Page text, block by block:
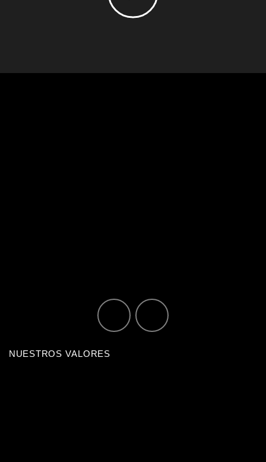
NUESTROS VALORES